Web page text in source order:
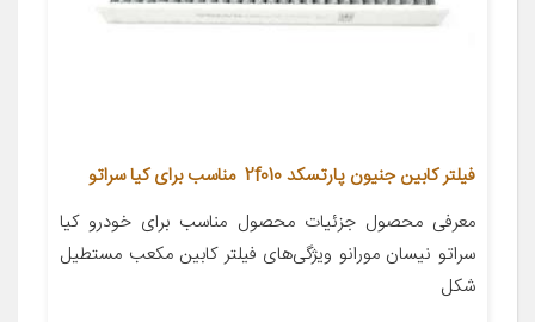
فیلتر کابین جنیون پارتسکد 2f010 مناسب برای کیا سراتو
معرفی محصول جزئیات محصول مناسب برای خودرو کیا
سراتو نیسان مورانو ویژگی‌های فیلتر کابین مکعب مستطیل
شکل